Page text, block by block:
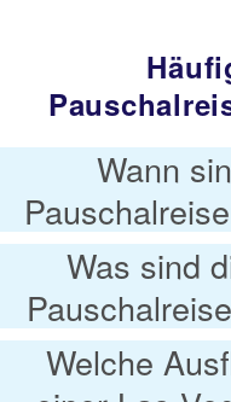
Wann
Was sind
Welche